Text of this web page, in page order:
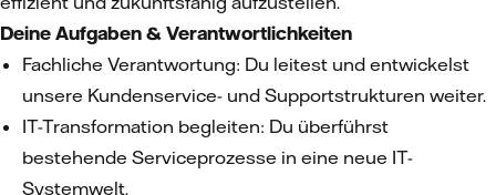
Deine Aufgaben & Verantwortlichkeiten
Fachliche Verantwortung: Du leitest und entwickelst
unsere Kundenservice- und Supportstrukturen weiter.
IT-Transformation begleiten: Du überführst
bestehende Serviceprozesse in eine neue IT-
Systemwelt.